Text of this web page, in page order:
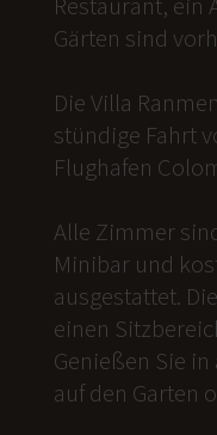
Gärten sind
Die Villa
stündige Fahrt
Flughafen
Alle Zimmer
Minibar und
ausgestattet.
einen
Genießen Sie
auf den Garten